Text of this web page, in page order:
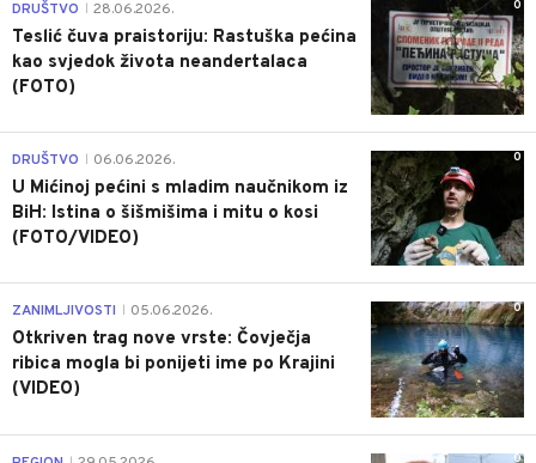
0
DRUŠTVO 28.06.2026.
Teslić čuva praistoriju: Rastuška pećina
kao svjedok života neandertalaca
(FOTO)
0
DRUŠTVO 06.06.2026.
U Mićinoj pećini s mladim naučnikom iz
BiH: Istina o šišmišima i mitu o kosi
(FOTO/VIDEO)
0
ZANIMLJIVOSTI 05.06.2026.
Otkriven trag nove vrste: Čovječja
ribica mogla bi ponijeti ime po Krajini
(VIDEO)
0